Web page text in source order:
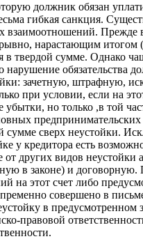
должник обязан
гибкая санкция.
Прежде
нарастающим
в твердой сумме. Однако
нарушение
зачетную, штрафную,
при условии, если на
но только ,в той
сверх неустой­ки.
у кредитора есть
других видов неустойки
в законе) и
на этот счет либо
совершено в
в
правовой